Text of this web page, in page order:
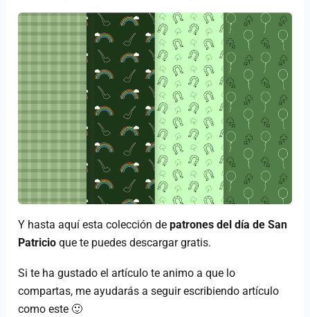
Y hasta aquí esta colección depatrones del día de San
Patricio que te puedes descargar gratis.
Si te ha gustado el artículo te animo a que lo
compartas, me ayudarás a seguir escribiendo artículo
como este 🙂